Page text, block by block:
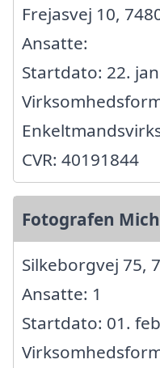
Frejasvej 10,
Ansatte:
Startdato: 22.
CVR: 40191844
Fotografen
Silkeborgvej 75,
Ansatte: 1
Startdato: 01.